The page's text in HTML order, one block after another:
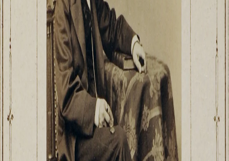
Лекции и абонементы
Лекторий
Лекции
Абонементы
Доступный музей
Программы и мероприятия
Социально-культурные проекты
Для СМИ
О Музее
О музее